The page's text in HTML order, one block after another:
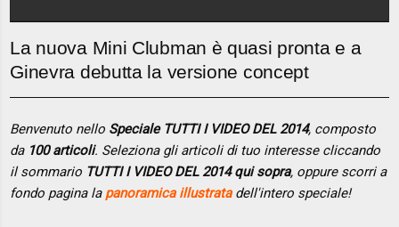
La nuova Mini Clubman è quasi pronta e a
Ginevra debutta la versione concept
Benvenuto nello Speciale TUTTI I VIDEO DEL 2014, composto
da 100 articoli. Seleziona gli articoli di tuo interesse cliccando
il sommario TUTTI I VIDEO DEL 2014 qui sopra, oppure scorri a
fondo pagina la panoramica illustratadell'intero speciale!